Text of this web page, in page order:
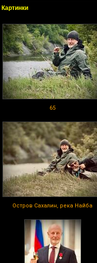
Картинки
65
Остров Сахалин, река Найба